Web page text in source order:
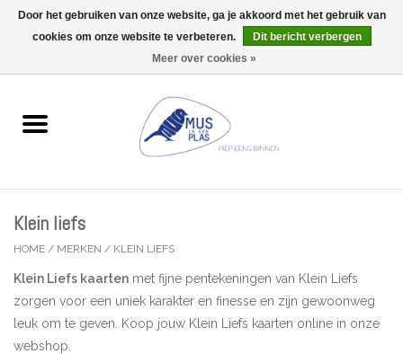
0 Artikelen - €0,00
Wenskaarten
Troost
Klein liefs
HOME / MERKEN / KLEIN LIEFS
Klein Liefs kaarten met fijne pentekeningen van Klein Liefs
zorgen voor een uniek karakter en finesse en zijn gewoonweg
leuk om te geven. Koop jouw Klein Liefs kaarten online in onze
webshop.
Door het gebruiken van onze website, ga je akkoord met het gebruik van
cookies om onze website te verbeteren.
Dit bericht verbergen
Meer over cookies »
Wij zijn uitzonderlijk gesloten op Do 13/08